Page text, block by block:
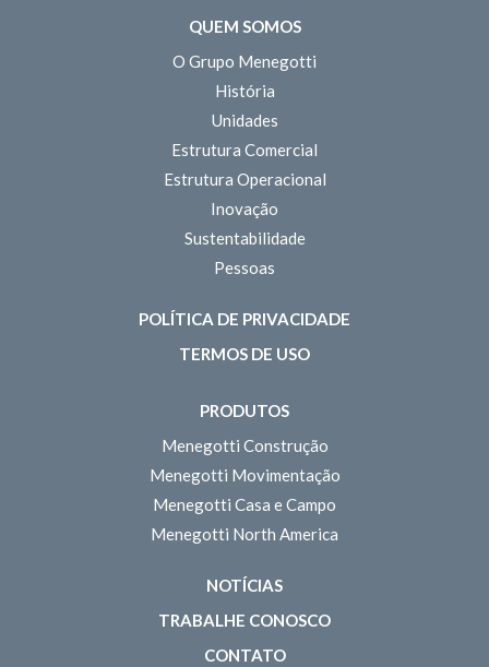
QUEM SOMOS
O Grupo Menegotti
História
Unidades
Estrutura Comercial
Estrutura Operacional
Inovação
Sustentabilidade
Pessoas
POLÍTICA DE PRIVACIDADE
TERMOS DE USO
PRODUTOS
Menegotti Construção
Menegotti Movimentação
Menegotti Casa e Campo
Menegotti North America
NOTÍCIAS
TRABALHE CONOSCO
CONTATO